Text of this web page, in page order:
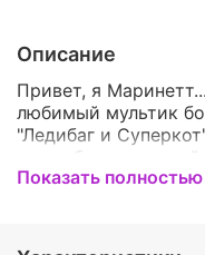
Описание
Привет, я
любимый мультик
"Ледибаг и
хочет быть
быть такой же
яркие, красочные и
Показать полностью